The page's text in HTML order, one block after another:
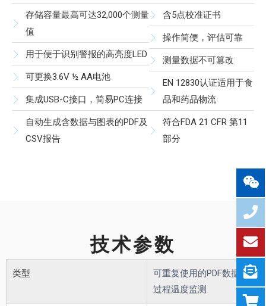
存储容量最高可达32,000个测量
值
用于便于识别警报的高亮度LED
可更换3.6V ½ AA电池
集成USB-C接口，简易PC连接
自动生成含数据与图表的PDF及
CSV报告
含5点校准证书
操作简便，评估可靠
测量数据不可篡改
EN 12830认证适用于食
品和药品物流
符合FDA 21 CFR 第11
部分
技术参数
类型
可重复使用的PDF数据记录
过程温度监测